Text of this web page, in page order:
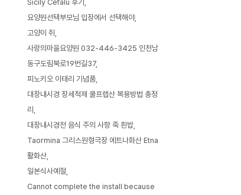
Sicily Cefalu 후기
요양원선택부모님 입장에서 선택해야
고양이 쥐
사랑의마을요양원 032-446-3425 인천남
동구도림북로19번길37
피노키오 이태리 기념품
대장내시경 장세척제 쿨프렙산 복용방법 총정
리
대장내시경전 음식 주의 사항 죽 흰밥
Taormina 그리스원형극장 에트나화산 Etna
활화산
일본식사예절
Cannot complete the install because